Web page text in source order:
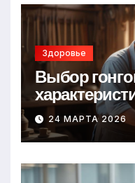
Здоровье
Выбор
24 МАРТА 2026